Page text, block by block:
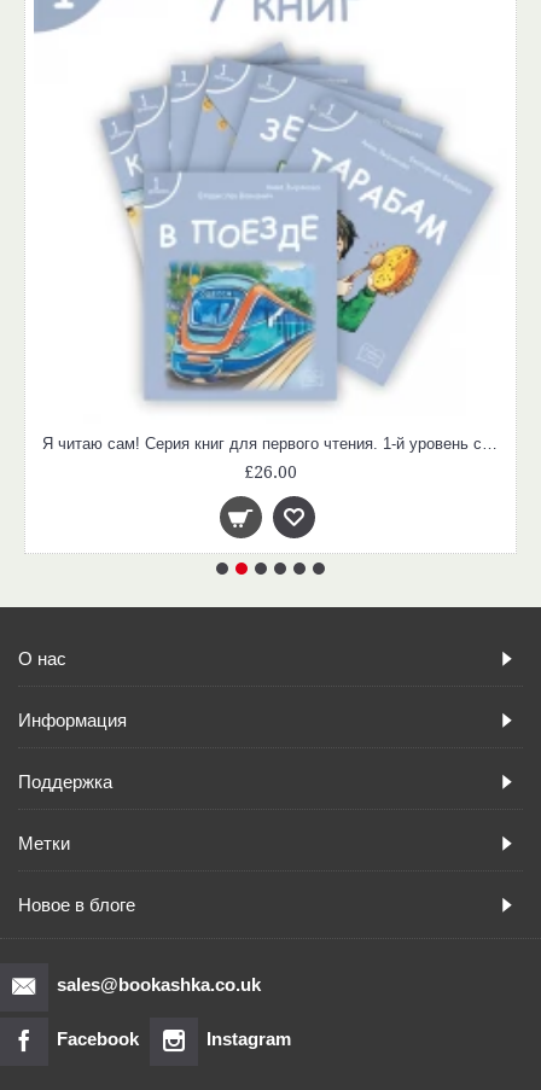
£26.00
О нас
Информация
Поддержка
Метки
Новое в блоге
sales@bookashka.co.uk
Facebook Instagram